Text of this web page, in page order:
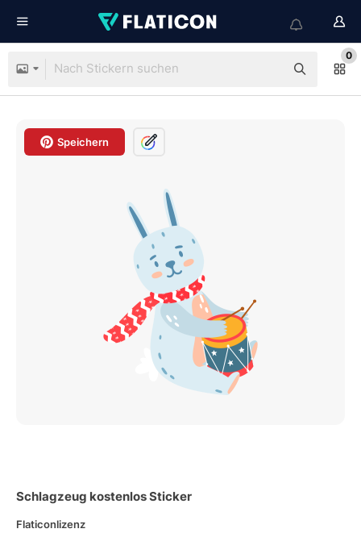
0
Speichern
Schlagzeug kostenlos Sticker
Flaticonlizenz